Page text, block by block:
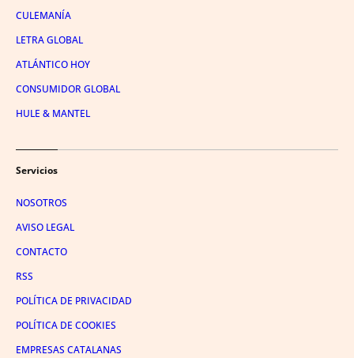
CULEMANÍA
LETRA GLOBAL
ATLÁNTICO HOY
CONSUMIDOR GLOBAL
HULE & MANTEL
Servicios
NOSOTROS
AVISO LEGAL
CONTACTO
RSS
POLÍTICA DE PRIVACIDAD
POLÍTICA DE COOKIES
EMPRESAS CATALANAS